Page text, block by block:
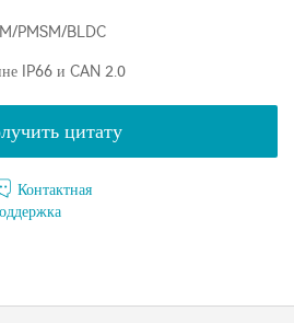
PMSM/BLDC
IP66 и CAN 2.0
цитату
Контактная